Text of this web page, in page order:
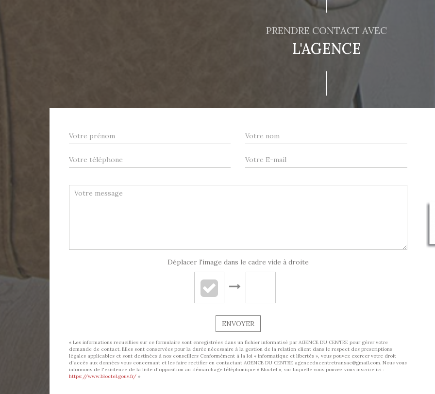
PRENDRE CONTACT AVEC
L'AGENCE
Déplacer l'image dans le cadre vide à droite
ENVOYER
« Les informations recueillies sur ce formulaire sont enregistrées dans un fichier informatisé par AGENCE DU CENTRE pour gérer votre
demande de contact. Elles sont conservées pour la durée nécessaire à la gestion de la relation client dans le respect des prescriptions
légales applicables et sont destinées à nos conseillers Conformément à la loi « informatique et libertés », vous pouvez exercer votre droit
d'accès aux données vous concernant et les faire rectifier en contactant AGENCE DU CENTRE agenceducentretransac@gmail.com. Nous vous
informons de l'existence de la liste d'opposition au démarchage téléphonique « Bloctel », sur laquelle vous pouvez vous inscrire ici :
https://www.bloctel.gouv.fr/ »